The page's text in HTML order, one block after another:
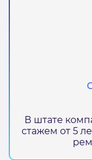
В штате
стажем от 5